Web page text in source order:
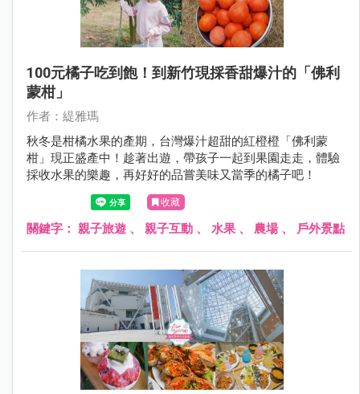
100元橘子吃到飽！到新竹現採香甜爆汁的「佛利
蒙柑」
作者：緹雅瑪
秋冬是柑橘水果的產期，台灣爆汁超甜的紅橙橙「佛利蒙
柑」現正盛產中！趁著出遊，帶孩子一起到果園走走，體驗
採收水果的樂趣，再好好的品嘗美味又當季的橘子吧！
收藏
關鍵字： 親子旅遊 、 親子互動 、 水果 、 農場 、 戶外景點